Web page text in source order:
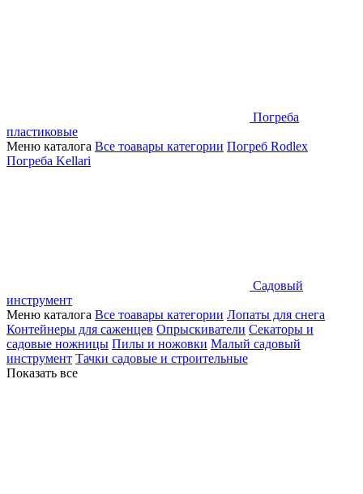
Погреба
пластиковые
Меню каталога Все тоавары категории Погреб Rodlex
Погреба Kellari
Садовый
инструмент
Меню каталога Все тоавары категории Лопаты для снега
Контейнеры для саженцев Опрыскиватели Секаторы и
садовые ножницы Пилы и ножовки Малый садовый
инструмент Тачки садовые и строительные
Показать все